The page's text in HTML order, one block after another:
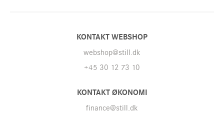
KONTAKT WEBSHOP
webshop@still.dk
+45 30 12 73 10
KONTAKT ØKONOMI
finance@still.dk